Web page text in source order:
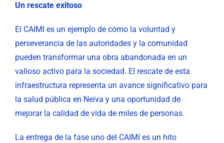
Un rescate exitoso
El CAIMI es un ejemplo de cómo la voluntad y
perseverancia de las autoridades y la comunidad
pueden transformar una obra abandonada en un
valioso activo para la sociedad. El rescate de esta
infraestructura representa un avance significativo para
la salud pública en Neiva y una oportunidad de
mejorar la calidad de vida de miles de personas.
La entrega de la fase uno del CAIMI es un hito